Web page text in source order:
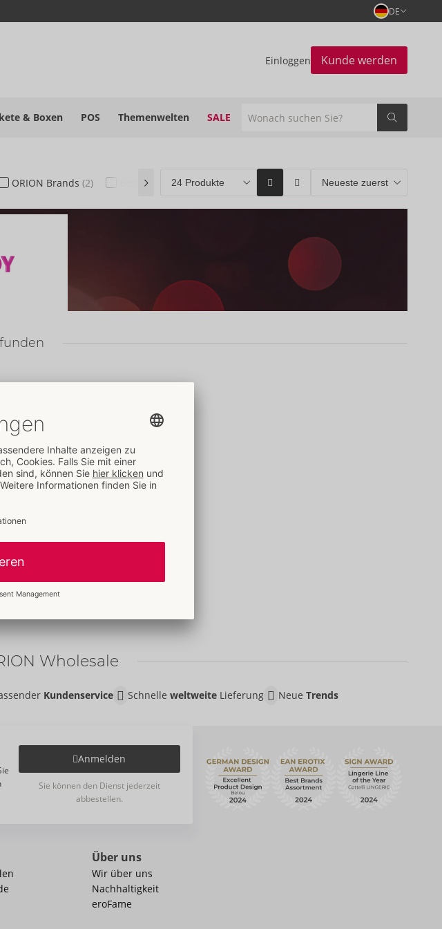
DE
Einloggen Kunde werden
& Boxen POS Themenwelten SALE
ORION Brands (2) Bestseller (0)
Wholesale
Kundenservice Schnelle weltweiteLieferung Neue Trends
Anmelden
Sie können den Dienst jederzeit
abbestellen.
Über uns
Wir über uns
Nachhaltigkeit
eroFame